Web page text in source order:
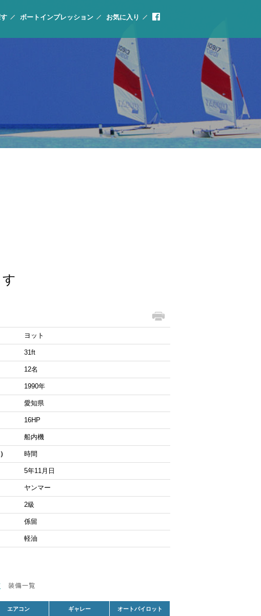
ボートインプレッション お気に入り
ヨット
31ft
12名
1990年
愛知県
16HP
船内機
時間
5年11月日
ヤンマー
2級
係留
軽油
エアコン ギャレー オートパイロット